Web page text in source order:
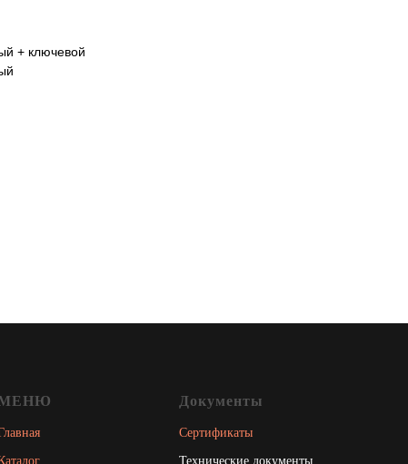
+ ключевой
Документы
Сертификаты
Технические документы